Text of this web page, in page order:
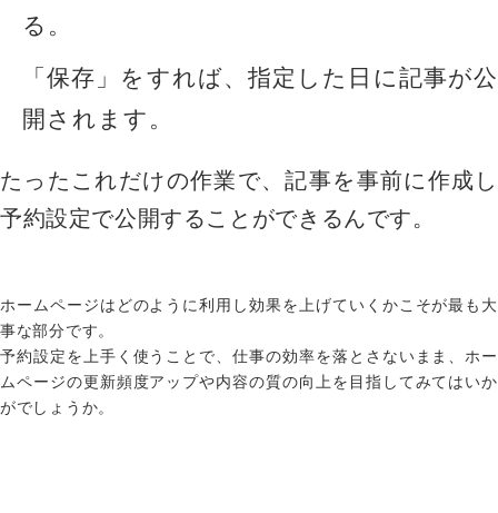
る。
「保存」をすれば、指定した日に記事が公
開されます。
たったこれだけの作業で、記事を事前に作成し
予約設定で公開することができるんです。
ホームページはどのように利用し効果を上げていくかこそが最も大
事な部分です。
予約設定を上手く使うことで、仕事の効率を落とさないまま、ホー
ムページの更新頻度アップや内容の質の向上 を目指してみてはいか
がでしょうか。